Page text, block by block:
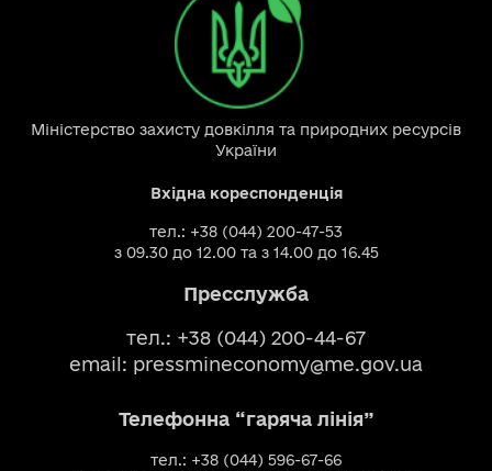
Міністерство захисту довкілля та природних ресурсів
України
Вхідна кореспонденція
тел.: +38 (044) 200-47-53
з 09.30 до 12.00 та з 14.00 до 16.45
Пресслужба
тел.: +38 (044) 200-44-67
email: pressmineconomy@me.gov.ua
Телефонна “гаряча лінія”
тел.: +38 (044) 596-67-66